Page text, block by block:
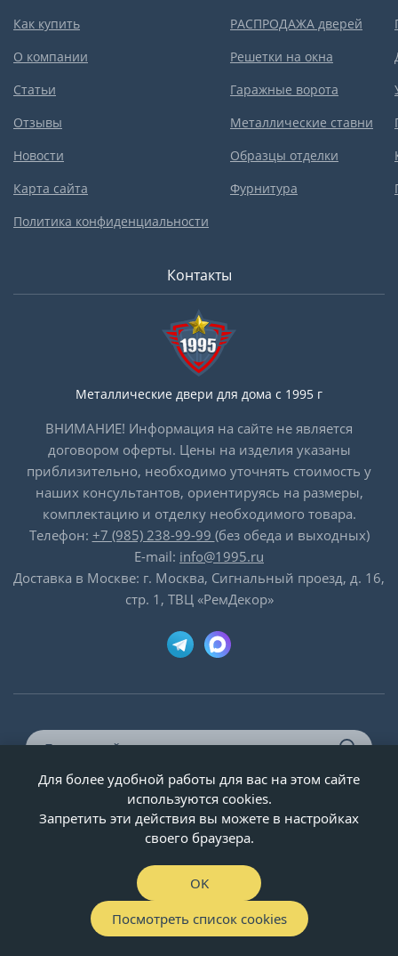
Как купить
О компании
Статьи
Отзывы
Новости
Карта сайта
Политика конфиденциальности
РАСПРОДАЖА дверей
Решетки на окна
Гаражные ворота
Металлические ставни
Образцы отделки
Фурнитура
Контакты
Металлические двери для дома с 1995 г
ВНИМАНИЕ! Информация на сайте не является
договором оферты. Цены на изделия указаны
приблизительно, необходимо уточнять стоимость у
наших консультантов, ориентируясь на размеры,
комплектацию и отделку необходимого товара.
Телефон: +7 (985) 238-99-99 (без обеда и выходных)
E-mail: info@1995.ru
Доставка в Москве: г. Москва, Сигнальный проезд, д. 16,
стр. 1, ТВЦ «РемДекор»
© ООО «Двери-и-точка», ИНН 5020092947, 1995-2026 г.
Для более удобной работы для вас на этом сайте
используются cookies.
Запретить эти действия вы можете в настройках
своего браузера.
OK
Посмотреть список cookies